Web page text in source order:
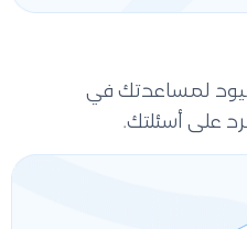
لمساعدتك في
على أسئلتك.